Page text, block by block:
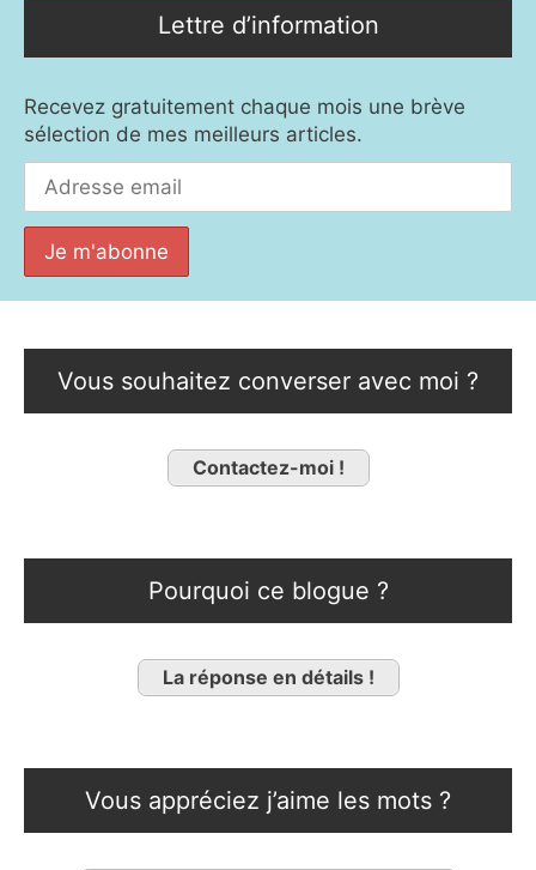
Lettre d’information
Recevez gratuitement chaque mois une brève
sélection de mes meilleurs articles.
Vous souhaitez converser avec moi ?
Contactez-moi !
Pourquoi ce blogue ?
La réponse en détails !
Vous appréciez j’aime les mots ?